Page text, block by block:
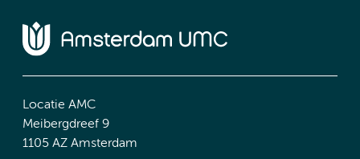
Locatie AMC
Meibergdreef 9
1105 AZ Amsterdam